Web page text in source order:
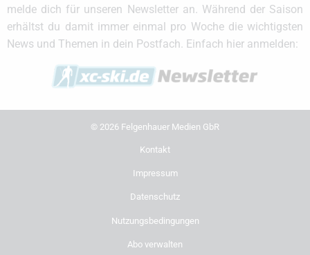
melde dich für unseren Newsletter an. Während der Saison
erhältst du damit immer einmal pro Woche die wichtigsten
News und Themen in dein Postfach. Einfach hier anmelden:
© 2026 Felgenhauer Medien GbR
Kontakt
Impressum
Datenschutz
Nutzungsbedingungen
Abo verwalten